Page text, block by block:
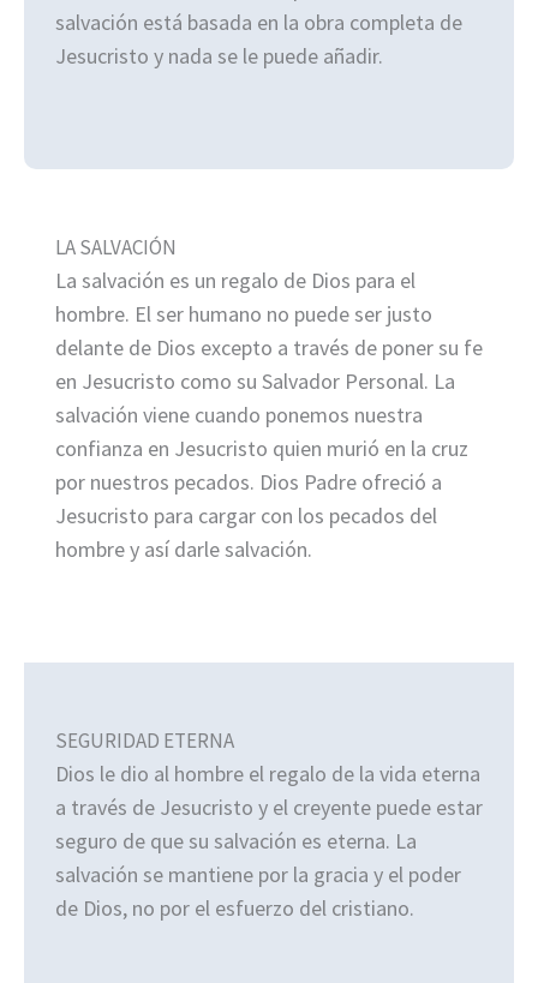
salvación está basada en la obra completa de
Jesucristo y nada se le puede añadir.
LA SALVACIÓN
La salvación es un regalo de Dios para el
hombre. El ser humano no puede ser justo
delante de Dios excepto a través de poner su fe
en Jesucristo como su Salvador Personal. La
salvación viene cuando ponemos nuestra
confianza en Jesucristo quien murió en la cruz
por nuestros pecados. Dios Padre ofreció a
Jesucristo para cargar con los pecados del
hombre y así darle salvación.
SEGURIDAD ETERNA
Dios le dio al hombre el regalo de la vida eterna
a través de Jesucristo y el creyente puede estar
seguro de que su salvación es eterna. La
salvación se mantiene por la gracia y el poder
de Dios, no por el esfuerzo del cristiano.